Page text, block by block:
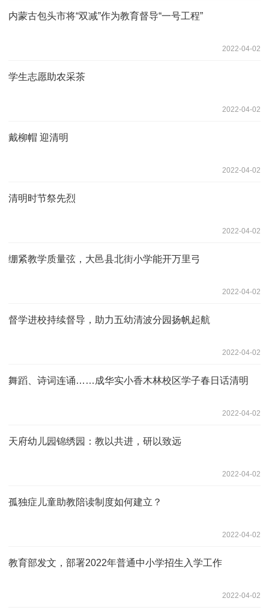
内蒙古包头市将“双减”作为教育督导“一号工程”
2022-04-02
学生志愿助农采茶
2022-04-02
戴柳帽 迎清明
2022-04-02
清明时节祭先烈
2022-04-02
绷紧教学质量弦，大邑县北街小学能开万里弓
2022-04-02
督学进校持续督导，助力五幼清波分园扬帆起航
2022-04-02
舞蹈、诗词连诵……成华实小香木林校区学子春日话清明
2022-04-02
天府幼儿园锦绣园：教以共进，研以致远
2022-04-02
孤独症儿童助教陪读制度如何建立？
2022-04-02
教育部发文，部署2022年普通中小学招生入学工作
2022-04-02